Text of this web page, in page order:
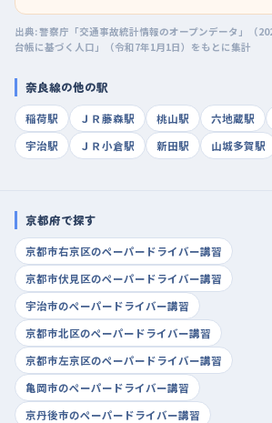
出典: 警察庁「交通事故統計情報のオープンデータ」（
台帳に基づく人口」（令和7年1月1日）をもとに集計
奈良線の他の駅
稲荷駅 ＪＲ藤森駅 桃山駅 六地蔵駅
宇治駅
ＪＲ小倉駅 新田駅 山城多賀駅
京都府で探す
京都市右京区のペーパードライバー講習
京都市伏見区のペーパードライバー講習
宇治市のペーパードライバー講習
京都市北区のペーパードライバー講習
京都市左京区のペーパードライバー講習
亀岡市のペーパードライバー講習
京丹後市のペーパードライバー講習